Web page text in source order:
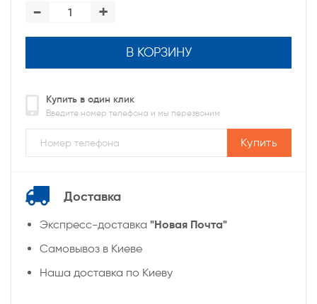
- +
В КОРЗИНУ
Купить в один клик
Введите номер телефона и мы перезвоним
Купить
Доставка
Экспресс-доставка "Новая Почта"
Самовывоз в Киеве
Наша доставка по Киеву